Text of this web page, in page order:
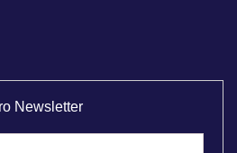
Newsletter